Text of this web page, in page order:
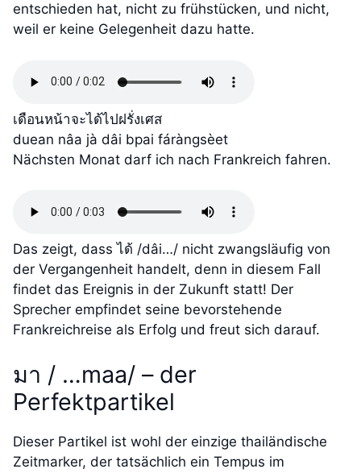
entschieden hat, nicht zu frühstücken, und nicht,
weil er keine Gelegenheit dazu hatte.
เดือนหน้าจะได้ไปฝรั่งเศส
duean nâa jà dâi bpai fáràngsèet
Nächsten Monat darf ich nach Frankreich fahren.
Das zeigt, dass ได้ /dâi…/ nicht zwangsläufig von
der Vergangenheit handelt, denn in diesem Fall
findet das Ereignis in der Zukunft statt! Der
Sprecher empfindet seine bevorstehende
Frankreichreise als Erfolg und freut sich darauf.
มา / …maa/ – der
Perfektpartikel
Dieser Partikel ist wohl der einzige thailändische
Zeitmarker, der tatsächlich ein Tempus im